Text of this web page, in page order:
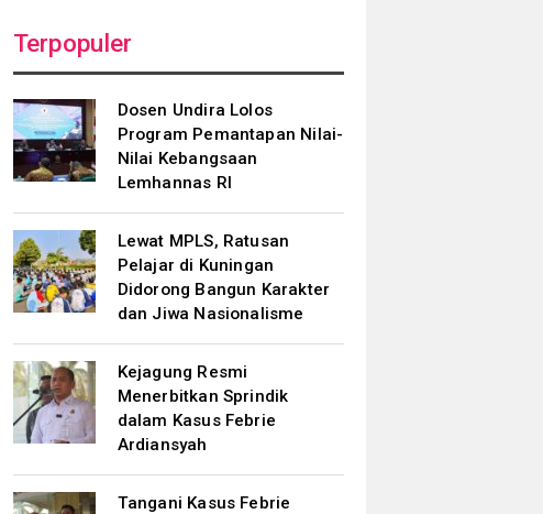
Terpopuler
Dosen Undira Lolos
Program Pemantapan Nilai-
Nilai Kebangsaan
Lemhannas RI
Lewat MPLS, Ratusan
Pelajar di Kuningan
Didorong Bangun Karakter
dan Jiwa Nasionalisme
Kejagung Resmi
Menerbitkan Sprindik
dalam Kasus Febrie
Ardiansyah
Tangani Kasus Febrie